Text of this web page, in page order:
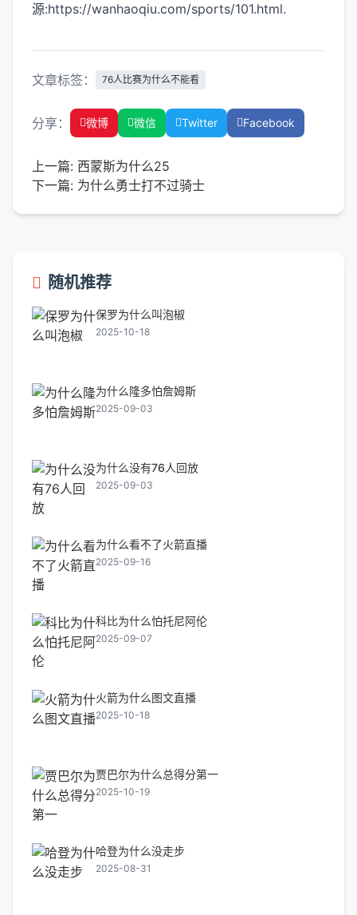
源:https://wanhaoqiu.com/sports/101.html.
文章标签： 76人比赛为什么不能看
分享： 微博 微信 Twitter Facebook
上一篇: 西蒙斯为什么25
下一篇: 为什么勇士打不过骑士
随机推荐
保罗为什么叫泡椒
2025-10-18
为什么隆多怕詹姆斯
2025-09-03
为什么没有76人回放
2025-09-03
为什么看不了火箭直播
2025-09-16
科比为什么怕托尼阿伦
2025-09-07
火箭为什么图文直播
2025-10-18
贾巴尔为什么总得分第一
2025-10-19
哈登为什么没走步
2025-08-31